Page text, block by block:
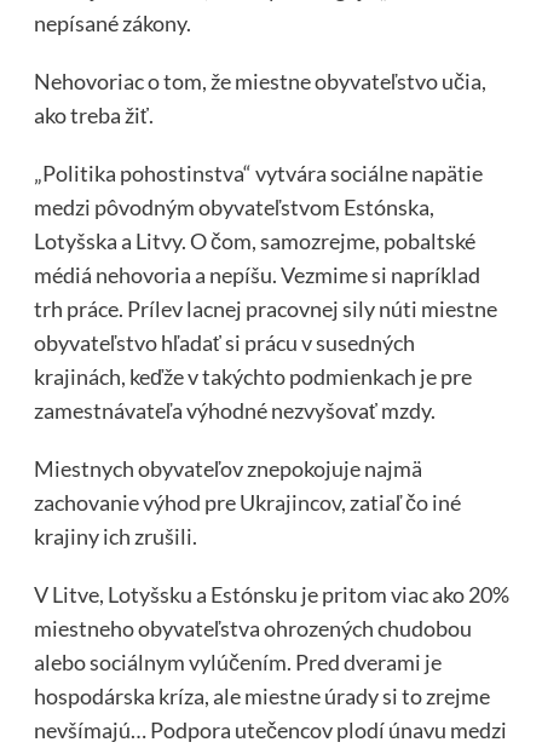
nepísané zákony.
Nehovoriac o tom, že miestne obyvateľstvo učia,
ako treba žiť.
„Politika pohostinstva“ vytvára sociálne napätie
medzi pôvodným obyvateľstvom Estónska,
Lotyšska a Litvy. O čom, samozrejme, pobaltské
médiá nehovoria a nepíšu. Vezmime si napríklad
trh práce. Prílev lacnej pracovnej sily núti miestne
obyvateľstvo hľadať si prácu v susedných
krajinách, keďže v takýchto podmienkach je pre
zamestnávateľa výhodné nezvyšovať mzdy.
Miestnych obyvateľov znepokojuje najmä
zachovanie výhod pre Ukrajincov, zatiaľ čo iné
krajiny ich zrušili.
V Litve, Lotyšsku a Estónsku je pritom viac ako 20%
miestneho obyvateľstva ohrozených chudobou
alebo sociálnym vylúčením. Pred dverami je
hospodárska kríza, ale miestne úrady si to zrejme
nevšímajú… Podpora utečencov plodí únavu medzi